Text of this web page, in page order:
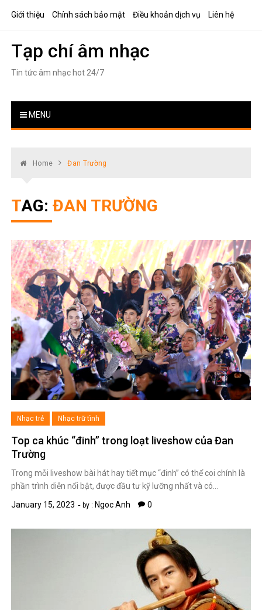
Giới thiệu Chính sách bảo mật Điều khoản dịch vụ Liên hệ
Tạp chí âm nhạc
Tin tức âm nhạc hot 24/7
MENU
Home Đan Trường
TAG:ĐAN TRƯỜNG
Nhạc trẻ Nhạc trữ tình
Top ca khúc “đinh” trong loạt liveshow của Đan
Trường
Trong mỗi liveshow bài hát hay tiết mục “đinh” có thể coi chính là
phần trình diễn nổi bật, được đầu tư kỹ lưỡng nhất và có…
January 15, 2023
by : Ngoc Anh 0